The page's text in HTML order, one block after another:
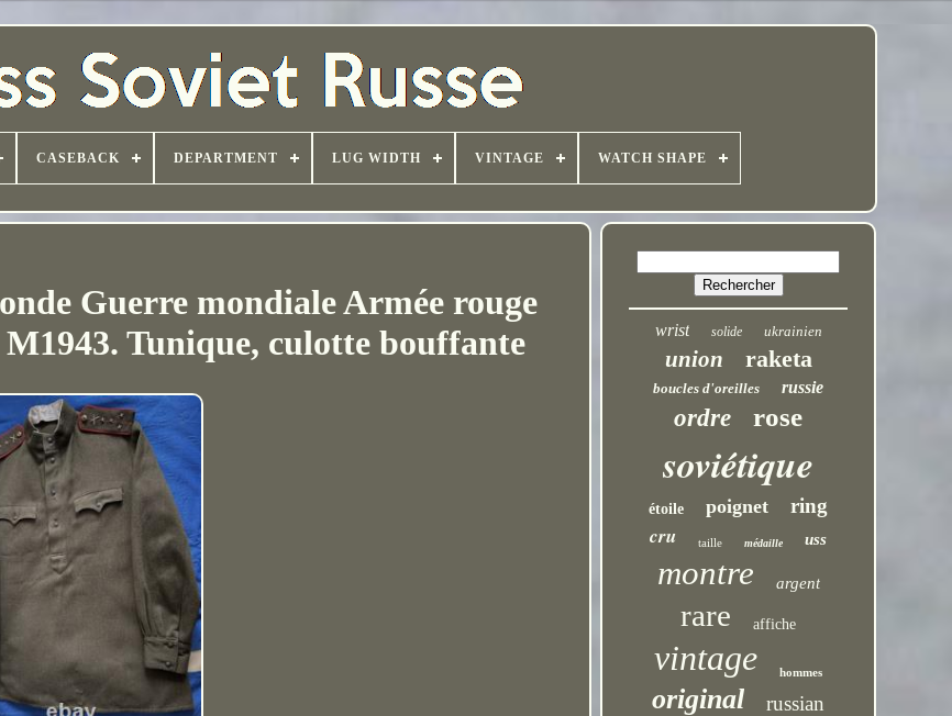
CASEBACK DEPARTMENT LUG WIDTH VINTAGE WATCH SHAPE
Guerre mondiale Armée rouge
Tunique, culotte bouffante
wrist solide ukrainien
union raketa
boucles d'oreilles russie
ordre rose
soviétique
étoile poignet ring
cru taille médaille uss
montre argent
rare affiche
vintage hommes
original russian